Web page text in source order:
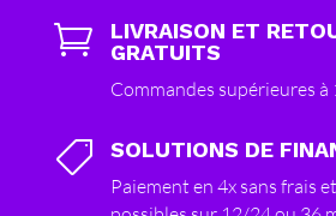

LIVRAISON ET
GRATUITS
Commandes supérieures à
 SOLUTIONS DE
Paiement en 4x sans frais